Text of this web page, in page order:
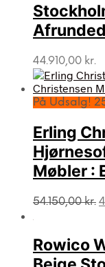
44.910,00 kr.
På Udsalg!
Erling
Møbler :
54.150,00kr.
Rowico